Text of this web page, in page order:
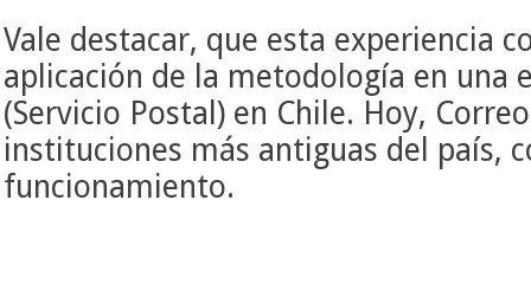
Vale destacar, que esta experiencia
aplicación de la metodología en una
(Servicio Postal) en Chile. Hoy,
instituciones más antiguas del país,
funcionamiento.